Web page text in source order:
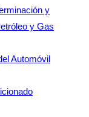
y
y Gas
Automóvil